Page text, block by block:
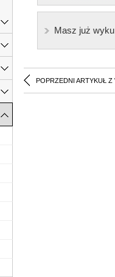
Masz już
POPRZEDNI ARTYKUŁ Z